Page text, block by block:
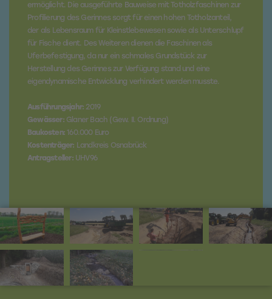
ermöglicht. Die ausgeführte Bauweise mit Totholzfaschinen zur
Profilierung des Gerinnes sorgt für einen hohen Totholzanteil,
der als Lebensraum für Kleinstlebewesen sowie als Unterschlupf
für Fische dient. Des Weiteren dienen die Faschinen als
Uferbefestigung, da nur ein schmales Grundstück zur
Herstellung des Gerinnes zur Verfügung stand und eine
eigendynamische Entwicklung verhindert werden musste.
Ausführungsjahr: 2019
Gewässer:Glaner Bach (Gew. II. Ordnung)
Baukosten: 160.000 Euro
Kostenträger: Landkreis Osnabrück
Antragsteller:UHV96